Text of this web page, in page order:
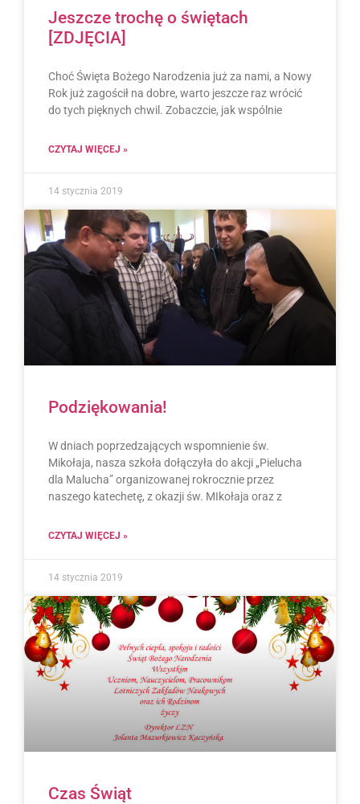
Jeszcze trochę o świętach
[ZDJĘCIA]
Choć Święta Bożego Narodzenia już za nami, a Nowy
Rok już zagościł na dobre, warto jeszcze raz wrócić
do tych pięknych chwil. Zobaczcie, jak wspólnie
CZYTAJ WIĘCEJ »
14 stycznia 2019
Podziękowania!
W dniach poprzedzających wspomnienie św.
Mikołaja, nasza szkoła dołączyła do akcji „Pielucha
dla Malucha” organizowanej rokrocznie przez
naszego katechetę, z okazji św. MIkołaja oraz z
CZYTAJ WIĘCEJ »
14 stycznia 2019
Czas Świąt